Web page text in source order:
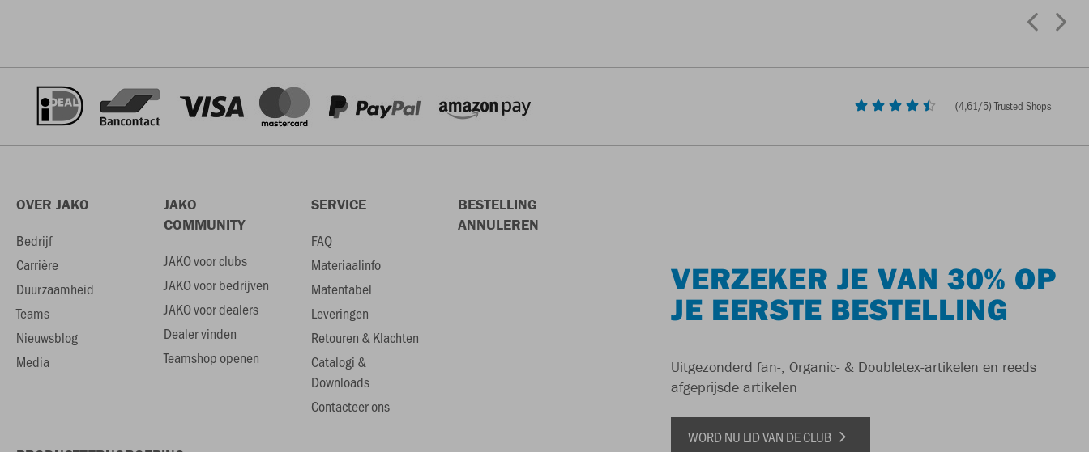
(4,61/5) Trusted Shops
OVER JAKO
Bedrijf
Carrière
Duurzaamheid
Teams
Nieuwsblog
Media
JAKO
COMMUNITY
JAKO voor clubs
JAKO voor bedrijven
JAKO voor dealers
Dealer vinden
Teamshop openen
SERVICE
FAQ
Materiaalinfo
Matentabel
Leveringen
Retouren & Klachten
Catalogi &
Downloads
Contacteer ons
BESTELLING
ANNULEREN
VERZEKER JE VAN 30% OP
JE EERSTE BESTELLING
Uitgezonderd fan-, Organic- & Doubletex-artikelen en reeds
afgeprijsde artikelen
WORD NU LID VAN DE CLUB